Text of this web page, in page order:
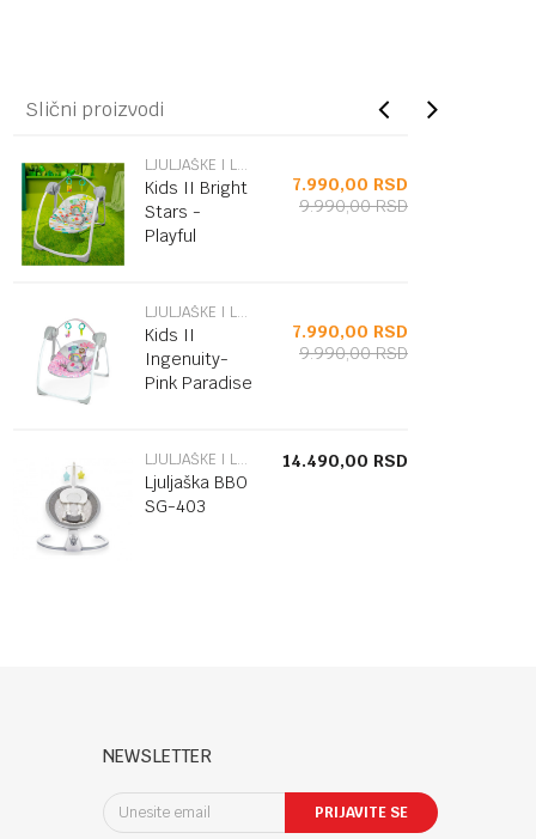
Slični proizvodi
LJULJAŠKE I LEŽALJKE
Kids II Bright
Stars -
Playful
7.990,00 RSD
9.990,00RSD
LJULJAŠKE I LEŽALJKE
Kids II
Ingenuity-
Pink Paradise
7.990,00 RSD
9.990,00RSD
LJULJAŠKE I LEŽALJKE
Ljuljaška BBO
SG-403
14.490,00 RSD
NEWSLETTER
PRIJAVITE SE